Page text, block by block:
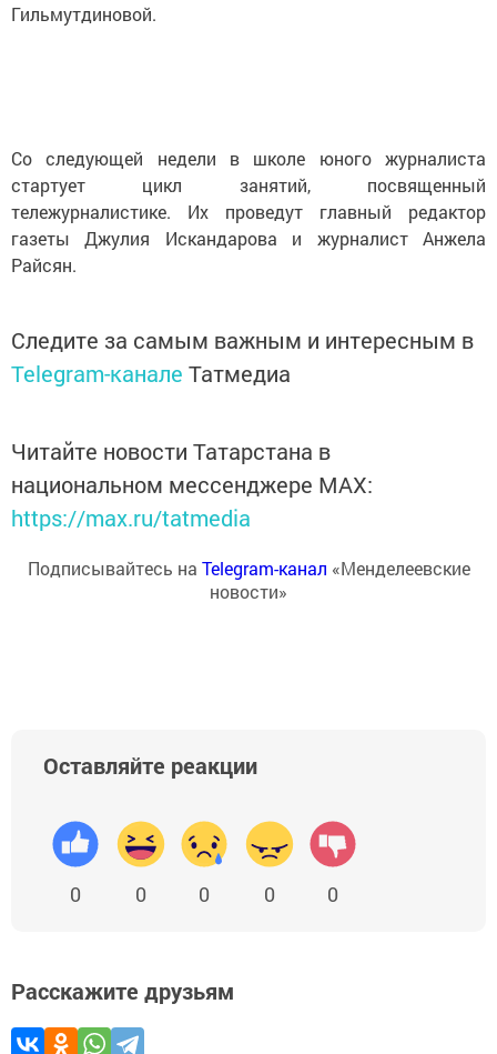
Гильмутдиновой.
Со следующей недели в школе юного журналиста
стартует цикл занятий, посвященный
тележурналистике. Их проведут главный редактор
газеты Джулия Искандарова и журналист Анжела
Райсян.
Следите за самым важным и интересным в
Telegram-канале Татмедиа
Читайте новости Татарстана в
национальном мессенджере MАХ:
https://max.ru/tatmedia
Подписывайтесь на Telegram-канал «Менделеевские
новости»
Оставляйте реакции
0 0 0 0 0
Расскажите друзьям